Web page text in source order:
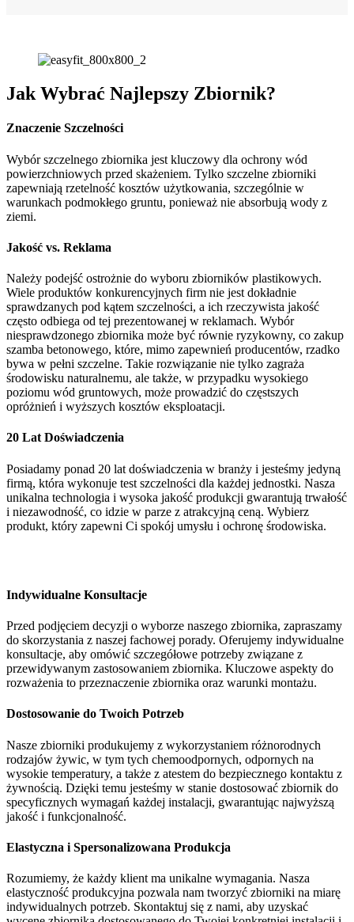
Jak Wybrać Najlepszy Zbiornik?
Znaczenie Szczelności
Wybór szczelnego zbiornika jest kluczowy dla ochrony wód
powierzchniowych przed skażeniem. Tylko szczelne zbiorniki
zapewniają rzetelność kosztów użytkowania, szczególnie w
warunkach podmokłego gruntu, ponieważ nie absorbują wody z
ziemi.
Jakość vs. Reklama
Należy podejść ostrożnie do wyboru zbiorników plastikowych.
Wiele produktów konkurencyjnych firm nie jest dokładnie
sprawdzanych pod kątem szczelności, a ich rzeczywista jakość
często odbiega od tej prezentowanej w reklamach. Wybór
niesprawdzonego zbiornika może być równie ryzykowny, co zakup
szamba betonowego, które, mimo zapewnień producentów, rzadko
bywa w pełni szczelne. Takie rozwiązanie nie tylko zagraża
środowisku naturalnemu, ale także, w przypadku wysokiego
poziomu wód gruntowych, może prowadzić do częstszych
opróżnień i wyższych kosztów eksploatacji.
20 Lat Doświadczenia
Posiadamy ponad 20 lat doświadczenia w branży i jesteśmy jedyną
firmą, która wykonuje test szczelności dla każdej jednostki. Nasza
unikalna technologia i wysoka jakość produkcji gwarantują trwałość
i niezawodność, co idzie w parze z atrakcyjną ceną. Wybierz
produkt, który zapewni Ci spokój umysłu i ochronę środowiska.
Indywidualne Konsultacje
Przed podjęciem decyzji o wyborze naszego zbiornika, zapraszamy
do skorzystania z naszej fachowej porady. Oferujemy indywidualne
konsultacje, aby omówić szczegółowe potrzeby związane z
przewidywanym zastosowaniem zbiornika. Kluczowe aspekty do
rozważenia to przeznaczenie zbiornika oraz warunki montażu.
Dostosowanie do Twoich Potrzeb
Nasze zbiorniki produkujemy z wykorzystaniem różnorodnych
rodzajów żywic, w tym tych chemoodpornych, odpornych na
wysokie temperatury, a także z atestem do bezpiecznego kontaktu z
żywnością. Dzięki temu jesteśmy w stanie dostosować zbiornik do
specyficznych wymagań każdej instalacji, gwarantując najwyższą
jakość i funkcjonalność.
Elastyczna i Spersonalizowana Produkcja
Rozumiemy, że każdy klient ma unikalne wymagania. Nasza
elastyczność produkcyjna pozwala nam tworzyć zbiorniki na miarę
indywidualnych potrzeb. Skontaktuj się z nami, aby uzyskać